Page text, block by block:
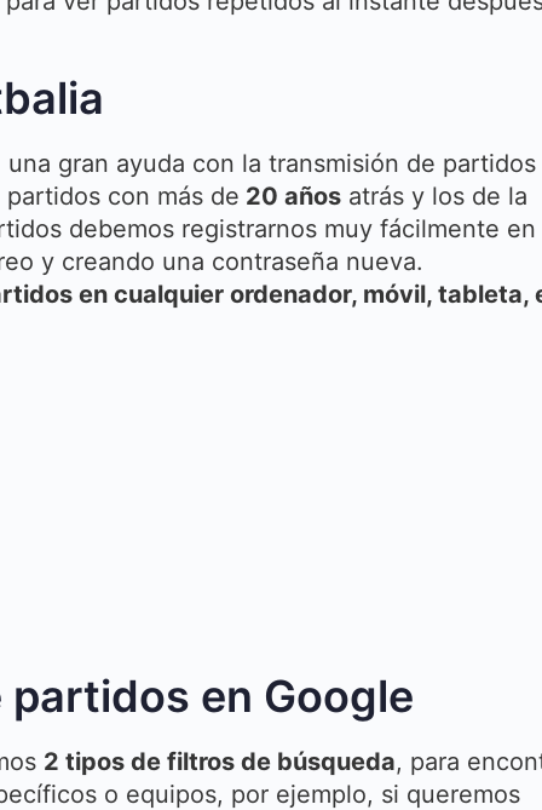
una gran ayuda con la transmisión de partidos
con más de 20 años atrás y los de la
debemos registrarnos muy fácilmente en
y creando una contraseña nueva.
en cualquier ordenador, móvil, tableta,
en Google
2 tipos de filtros de búsqueda, para
o equipos, por ejemplo, si queremos